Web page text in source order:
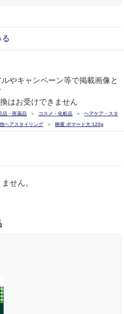
やキャンペーン等で掲載画像と
はお受けできません
品・医薬品 コスメ・化粧品
ヘアケア・スタ
ヘアスタイリング 柳屋 ポマード大 120g
せん。